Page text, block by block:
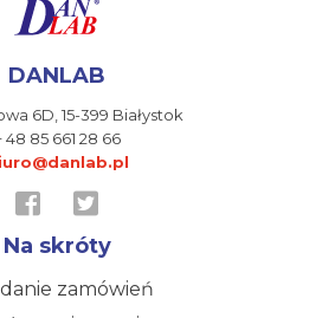
DANLAB
6D, 15-399 Białystok
48 85 661 28 66
Na skróty
zamówień